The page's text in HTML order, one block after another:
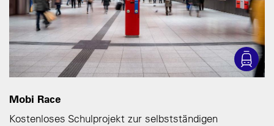
Mobi Race
Kostenloses Schulprojekt zur selbstständigen